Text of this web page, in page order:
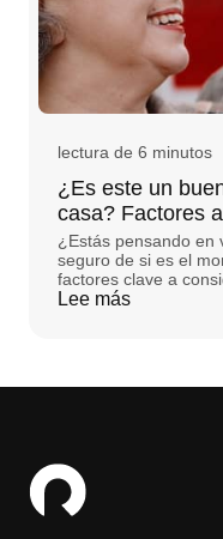
lectura de 6 minutos
¿Es este un
casa? Factores
¿Estás pensando en
seguro de si es el
factores clave a
Lee más